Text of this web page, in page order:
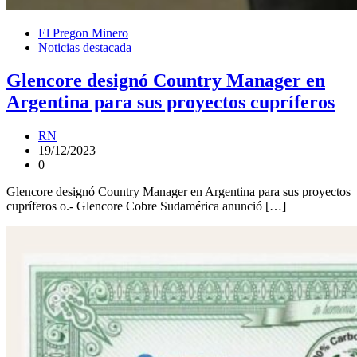
El Pregon Minero
Noticias destacada
Glencore designó Country Manager en
Argentina para sus proyectos cupríferos
RN
19/12/2023
0
Glencore designó Country Manager en Argentina para sus proyectos
cupríferos o.- Glencore Cobre Sudamérica anunció […]